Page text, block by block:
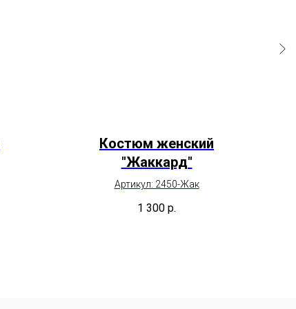
Костюм женский
"Жаккард"
Артикул: 2450-Жак
1 300 р.